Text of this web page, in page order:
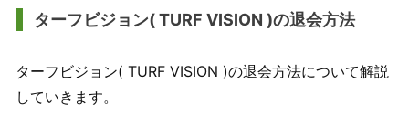
ターフビジョン( TURF VISION )の退会方法
ターフビジョン( TURF VISION )の退会方法について解説
していきます。